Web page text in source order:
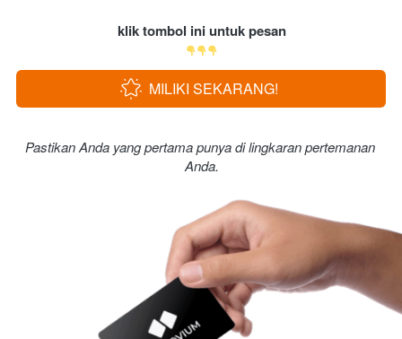
klik tombol ini untuk pesan
` MILIKI SEKARANG!
Pastikan Anda yang pertama punya di lingkaran pertemanan
Anda.